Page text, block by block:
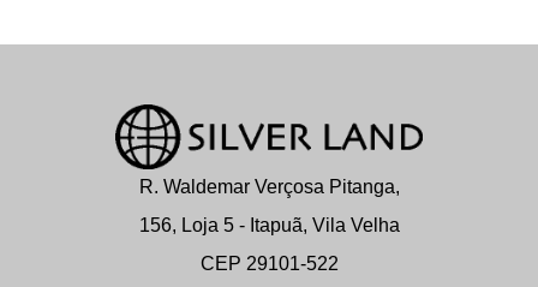
R. Waldemar Verçosa Pitanga,
156, Loja 5 - Itapuã, Vila Velha
CEP 29101-522